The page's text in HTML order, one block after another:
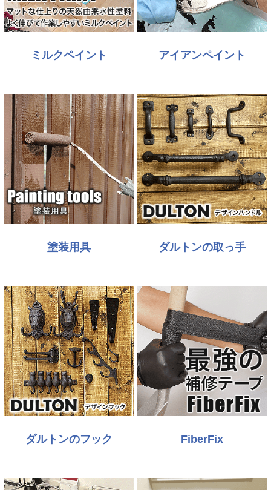
ミルクペイント アイアンペイント
塗装用具 ダルトンの取っ手
ダルトンのフック FiberFix